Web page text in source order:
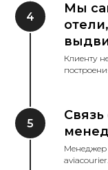
Мы
Клиенту
Менеджер